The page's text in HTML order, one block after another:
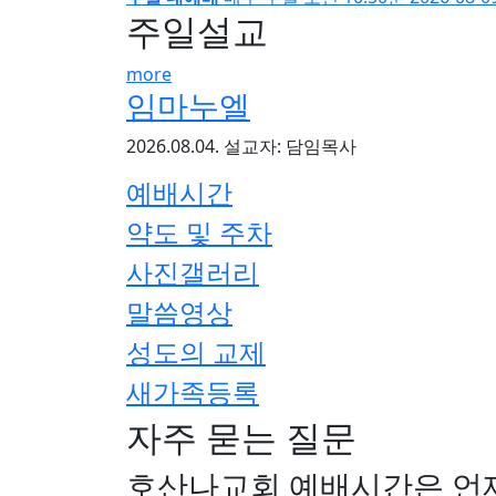
주일설교
more
임마누엘
2026.08.04. 설교자: 담임목사
예배시간
약도 및 주차
사진갤러리
말씀영상
성도의 교제
새가족등록
자주 묻는 질문
호산나교회 예배시간은 언